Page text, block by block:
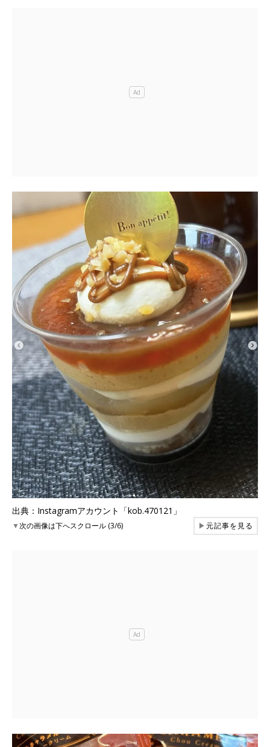
出典：Instagramアカウント「kob.470121」
▼次の画像は下へスクロール (3/6) ▶元記事を見る